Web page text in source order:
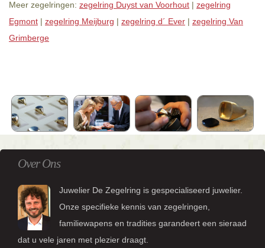
Meer zegelringen: zegelring Duyst van Voorhout | zegelring
Egmont | zegelring Meijburg | zegelring d´ Ever | zegelring Van
Grimberge
Over Ons
Juwelier De Zegelring is gespecialiseerd juwelier.
Onze specifieke kennis van zegelringen,
familiewapens en tradities garandeert een sieraad
dat u vele jaren met plezier draagt.